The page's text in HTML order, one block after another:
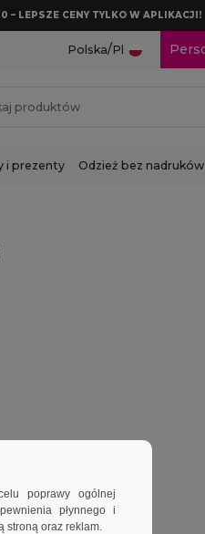
– LEPSZE CENY TYLKO W APLIKACJI!
Polska/Pl
i prezenty Odzież bez nadruków
poprawy ogólnej
płynnego i
stroną oraz reklam.